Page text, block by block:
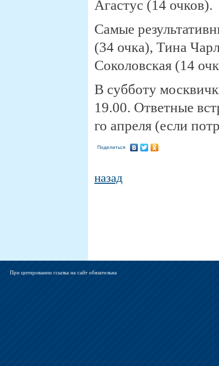
Агастус (14 очков).
Самые
(34 очка), Тина
Соколовская (14
В субботу
19.00. Ответные
го апреля (если
Поделиться
назад
При цитировании ссылка на сайт обязательна